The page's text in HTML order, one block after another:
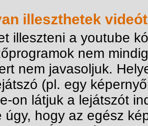
illeszthetek
illeszteni a youtube
nem
nem javasoljuk.
(pl. egy
on látjuk a lejátszót
úgy, hogy az egész